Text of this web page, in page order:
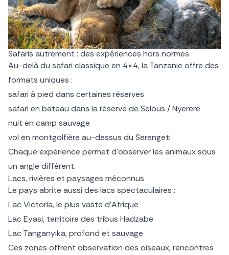
Safaris autrement : des expériences hors normes
Au-delà du safari classique en 4×4, la Tanzanie offre des
formats uniques :
safari à pied dans certaines réserves
safari en bateau dans la réserve de Selous / Nyerere
nuit en camp sauvage
vol en montgolfière au-dessus du Serengeti
Chaque expérience permet d’observer les animaux sous
un angle différent.
Lacs, rivières et paysages méconnus
Le pays abrite aussi des lacs spectaculaires :
Lac Victoria, le plus vaste d’Afrique
Lac Eyasi, territoire des tribus Hadzabe
Lac Tanganyika, profond et sauvage
Ces zones offrent observation des oiseaux, rencontres